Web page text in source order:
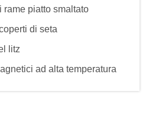
rame piatto smaltato
di seta
litz
ad alta temperatura